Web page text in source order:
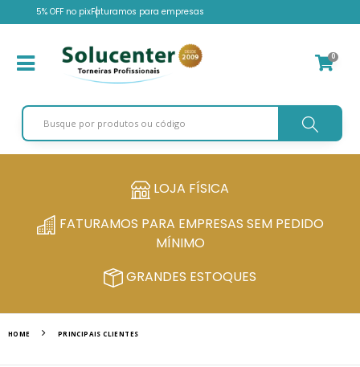
5% OFF no pixFaturamos para empresas
0
LOJA FÍSICA
FATURAMOS PARA EMPRESAS SEM PEDIDO
MÍNIMO
GRANDES ESTOQUES
HOME PRINCIPAIS CLIENTES